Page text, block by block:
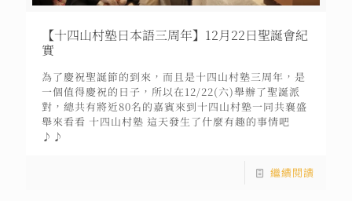
【十四山村塾日本語三周年】12月22日聖誕會紀
實
為了慶祝聖誕節的到來，而且是十四山村塾三周年，是
一個值得慶祝的日子，所以在12/22(六)舉辦了聖誕派
對，總共有將近80名的嘉賓來到十四山村塾一同共襄盛
舉來看看 十四山村塾 這天發生了什麼有趣的事情吧
♪♪
繼續閱讀